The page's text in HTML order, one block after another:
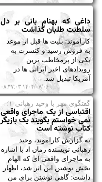
داغی که بهنام بانی بر دل
سلطنت طلبان گذاشت
کاراموند: بلیت ها قبل از موعد
به فروش رسید و کنسرت به
یکی از پرمخاطب ترین
رویدادهای اخیر ایرانی ها در
آمریکا تبدیل شد.
۱۴۰۴/۰۷/۰۶ ۰۸:۴۷:۰۳
گفتگوی مهر با وحید رهبانی-۱؛
اقتباسی از یک ماجرای واقعی
نمی خواستم بگویند یک بازیگر
کتاب نوشته است
به گزارش کاراموند، وحید
رهبانی نویسنده رمان اد با اشاره
به ماجرای واقعی ای که الهام
بخش نوشتن این اثر شد، اظهار
داشت: گاهی نوشتن برای من